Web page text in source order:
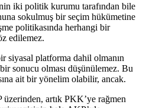
iki politik kurumu tarafından bile
sokulmuş bir seçim hükümetine
politikasında herhangi bir
edilemez.
siyasal platforma dahil olmanın
sonucu olması düşünülemez. Bu
ait bir yönelim olabilir, ancak.
üzerinden, artık PKK’ye rağmen